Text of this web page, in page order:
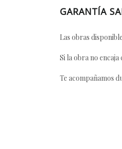
GARANTÍA
Las obras
Si la obra no
Te acompañamos